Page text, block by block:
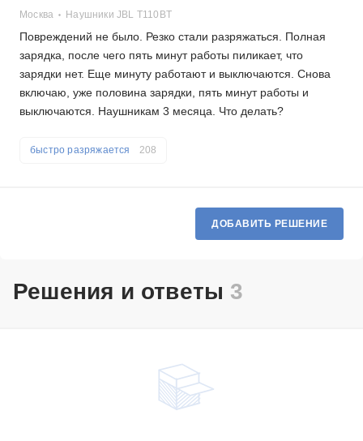
Москва Наушники JBL T110BT
Повреждений не было. Резко стали разряжаться. Полная
зарядка, после чего пять минут работы пиликает, что
зарядки нет. Еще минуту работают и выключаются. Снова
включаю, уже половина зарядки, пять минут работы и
выключаются. Наушникам 3 месяца. Что делать?
быстро разряжается 208
ДОБАВИТЬ РЕШЕНИЕ
Решения и ответы 3